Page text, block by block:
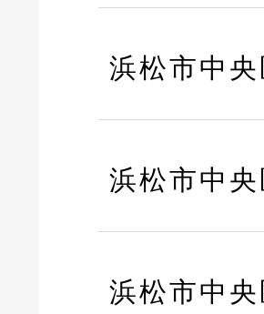
浜松市中
浜松市中央
浜松市中